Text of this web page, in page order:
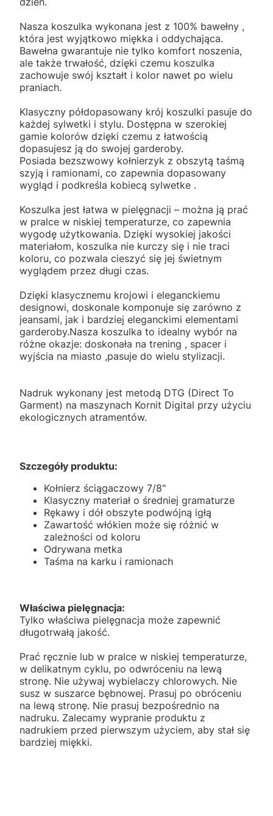
Nasza koszulka wykonana jest z 100% bawełny ,
która jest wyjątkowo miękka i oddychająca.
Bawełna gwarantuje nie tylko komfort noszenia,
ale także trwałość, dzięki czemu koszulka
zachowuje swój kształt i kolor nawet po wielu
praniach.
Klasyczny półdopasowany krój koszulki pasuje do
każdej sylwetki i stylu. Dostępna w szerokiej
gamie kolorów dzięki czemu z łatwością
dopasujesz ją do swojej garderoby.
Posiada bezszwowy kołnierzyk z obszytą taśmą
szyją i ramionami, co zapewnia dopasowany
wygląd i podkreśla kobiecą sylwetke .
Koszulka jest łatwa w pielęgnacji – można ją prać
w pralce w niskiej temperaturze, co zapewnia
wygodę użytkowania. Dzięki wysokiej jakości
materiałom, koszulka nie kurczy się i nie traci
koloru, co pozwala cieszyć się jej świetnym
wyglądem przez długi czas.
Dzięki klasycznemu krojowi i eleganckiemu
designowi, doskonale komponuje się zarówno z
jeansami, jak i bardziej eleganckimi elementami
garderoby.Nasza koszulka to idealny wybór na
różne okazje: doskonała na trening , spacer i
wyjścia na miasto ,pasuje do wielu stylizacji.
Nadruk wykonany jest metodą DTG (Direct To
Garment) na maszynach Kornit Digital przy użyciu
ekologicznych atramentów.
Szczegóły produktu:
Kołnierz ściągaczowy 7/8"
Klasyczny materiał o średniej gramaturze
Rękawy i dół obszyte podwójną igłą
Zawartość włókien może się różnić w
zależności od koloru
Odrywana metka
Taśma na karku i ramionach
Właściwa pielęgnacja:
Tylko właściwa pielęgnacja może zapewnić
długotrwałą jakość.
Prać ręcznie lub w pralce w niskiej temperaturze,
w delikatnym cyklu, po odwróceniu na lewą
stronę. Nie używaj wybielaczy chlorowych. Nie
susz w suszarce bębnowej. Prasuj po obróceniu
na lewą stronę. Nie prasuj bezpośrednio na
nadruku. Zalecamy wypranie produktu z
nadrukiem przed pierwszym użyciem, aby stał się
bardziej miękki.